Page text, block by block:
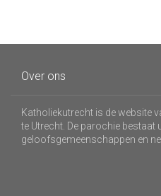
Over ons
Katholiekutrecht is de website
te Utrecht. De parochie bestaat
geloofsgemeenschappen en